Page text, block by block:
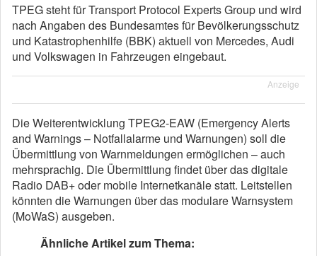
TPEG steht für Transport Protocol Experts Group und wird
nach Angaben des Bundesamtes für Bevölkerungsschutz
und Katastrophenhilfe (BBK) aktuell von Mercedes, Audi
und Volkswagen in Fahrzeugen eingebaut.
Anzeige
Die Weiterentwicklung TPEG2-EAW (Emergency Alerts
and Warnings – Notfallalarme und Warnungen) soll die
Übermittlung von Warnmeldungen ermöglichen – auch
mehrsprachig. Die Übermittlung findet über das digitale
Radio DAB+ oder mobile Internetkanäle statt. Leitstellen
könnten die Warnungen über das modulare Warnsystem
(MoWaS) ausgeben.
Ähnliche Artikel zum Thema: